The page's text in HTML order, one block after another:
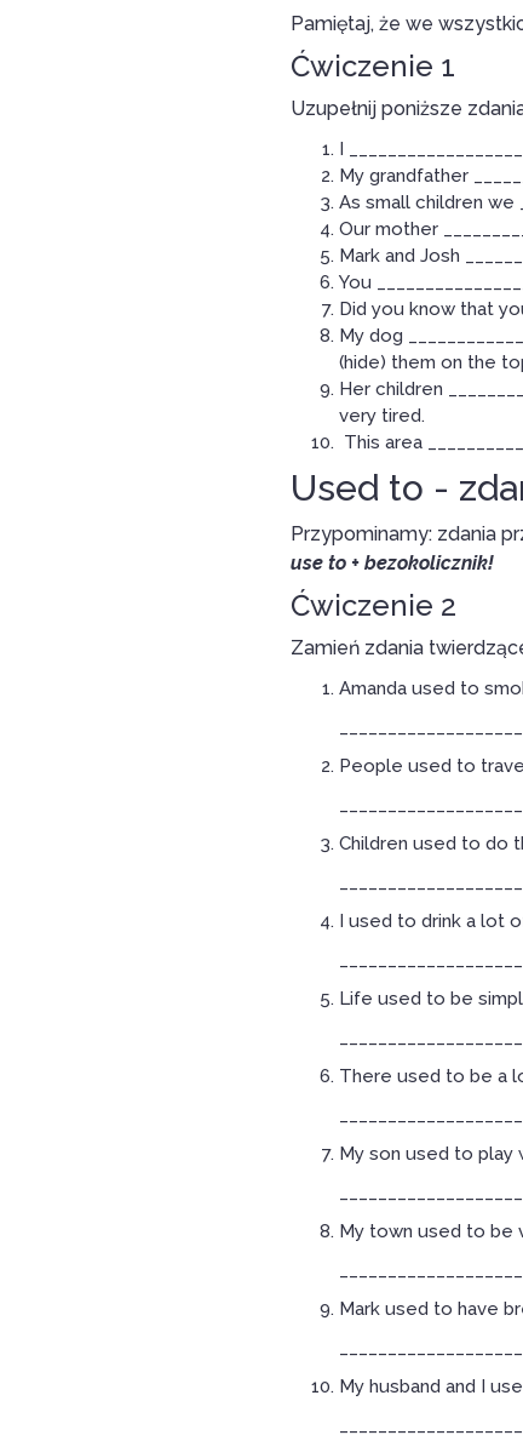
Pamiętaj, że we
Ćwiczenie 1
Uzupełnij poniższe
I
My grandfather
As small children we
Our mother
Mark and Josh
You
Did you know that
My dog
(hide) them on the
Her children
very tired.
This area
Used to -
Przypominamy: zdania
use to + bezokolicznik!
Ćwiczenie 2
Zamień zdania
Amanda used to
People used to
Children used to do
I used to drink a lot
Life used to be
There used to be a
My son used to play
My town used to be
Mark used to have
My husband and I